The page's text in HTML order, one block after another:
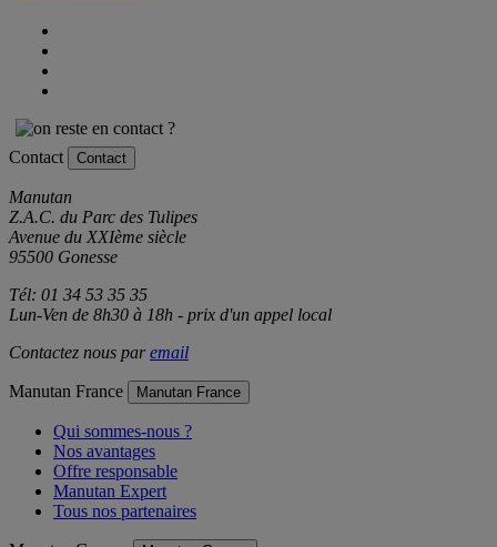
Contact Contact
Manutan
Z.A.C. du Parc des Tulipes
Avenue du XXIème siècle
95500 Gonesse
Tél: 01 34 53 35 35
Lun-Ven de 8h30 à 18h - prix d'un appel local
Contactez nous paremail
Manutan France Manutan France
Qui sommes-nous ?
Nos avantages
Offre responsable
Manutan Expert
Tous nos partenaires